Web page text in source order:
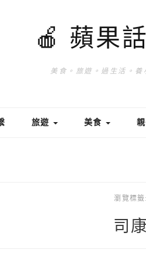
🍎 蘋果
美食。旅遊。過生活。
旅遊 美食
瀏覽標籤:
司康